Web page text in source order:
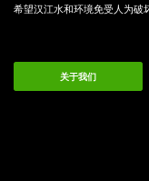
希望汉江水和环境免受人为破
关于我们